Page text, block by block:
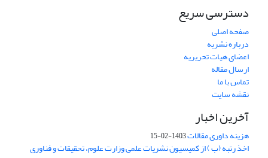
دسترسی سریع
صفحه اصلی
درباره نشریه
اعضای هیات تحریریه
ارسال مقاله
تماس با ما
نقشه سایت
آخرین اخبار
هزینه داوری مقالات1403-02-15
اخذ رتبه (ب ) از کمیسیون نشریات علمی وزارت علوم، تحقیقات و فناوری